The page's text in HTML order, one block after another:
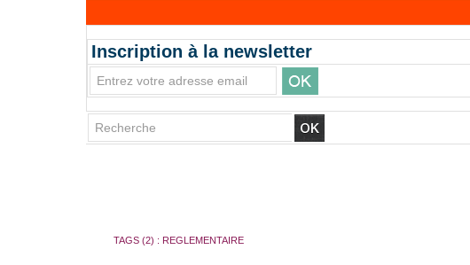
Inscription à la newsletter
TAGS (2) : REGLEMENTAIRE